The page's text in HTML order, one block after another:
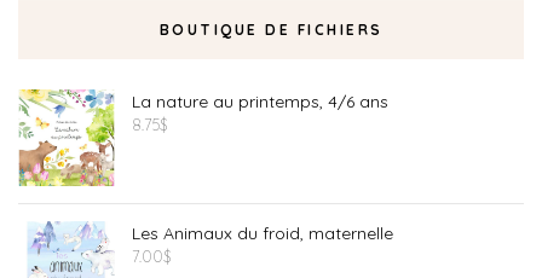
BOUTIQUE DE FICHIERS
La nature au printemps, 4/6 ans
8.75$
Les Animaux du froid, maternelle
7.00$